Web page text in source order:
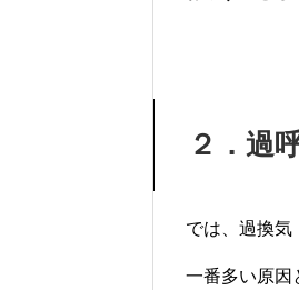
２．過
では、過換気
一番多い原因